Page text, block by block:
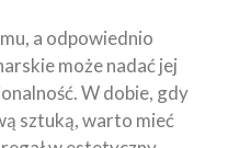
a odpowiednio
może nadać jej
W dobie, gdy
sztuką, warto mieć